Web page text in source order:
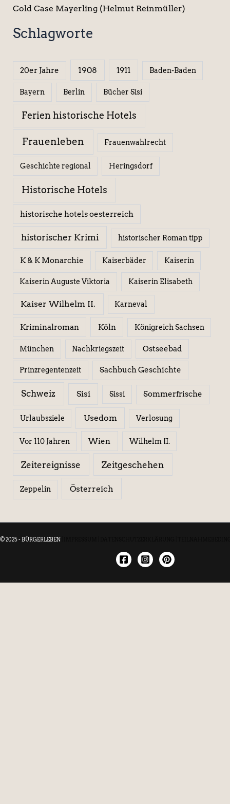
Cold Case Mayerling (Helmut Reinmüller)
Schlagworte
20er Jahre 1908 1911 Baden-Baden
Bayern Berlin Bücher Sisi
Ferien historische Hotels
Frauenleben Frauenwahlrecht
Geschichte regional Heringsdorf
Historische Hotels
historische hotels oesterreich
historischer Krimi historischer Roman tipp
K & K Monarchie Kaiserbäder Kaiserin
Kaiserin Auguste Viktoria Kaiserin Elisabeth
Kaiser Wilhelm II. Karneval
Kriminalroman Köln Königreich Sachsen
München Nachkriegszeit Ostseebad
Prinzregentenzeit Sachbuch Geschichte
Schweiz Sisi Sissi Sommerfrische
Urlaubsziele Usedom Verlosung
Vor 110 Jahren Wien Wilhelm II.
Zeitereignisse Zeitgeschehen
Zeppelin Österreich
© 2025 - BÜRGERLEBEN